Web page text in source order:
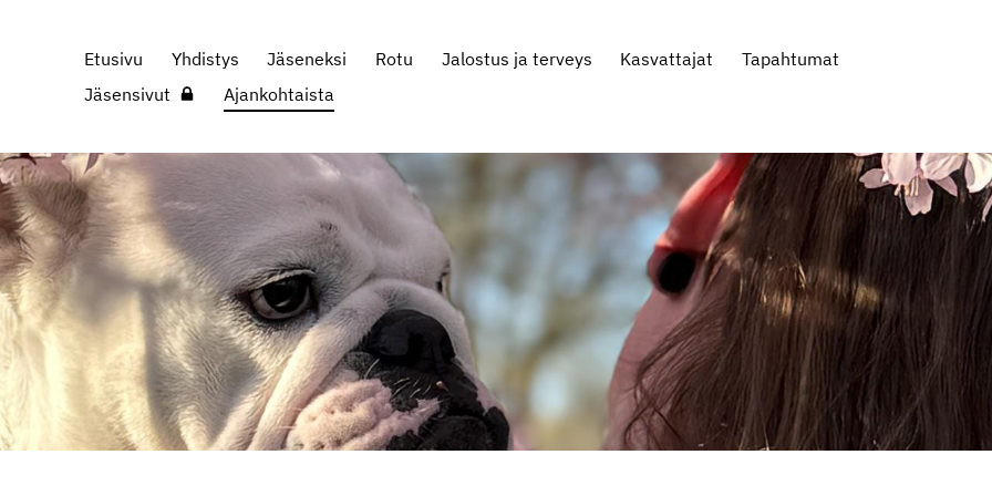
Etusivu Yhdistys Jäseneksi Rotu Jalostus ja terveys Kasvattajat
Tapahtumat
Jäsensivut
Ajankohtaista